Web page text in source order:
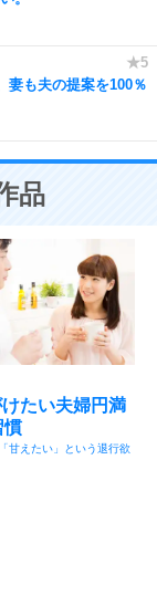
妻も夫の提案を100％
品
たい夫婦円満
慣
甘えたい」という退行欲